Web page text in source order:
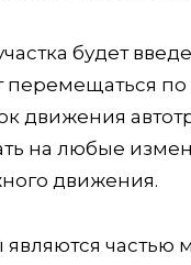
будет
перемещаться
движения
на любые
движения.
являются